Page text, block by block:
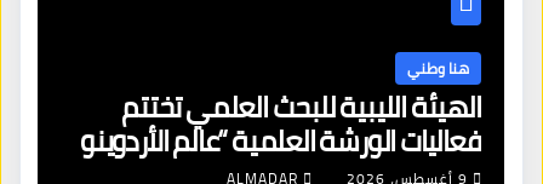
هنا وطني
الهيئة الليبية للبحث العلمي تختتم
فعاليات الورشة العلمية “عالم الأردوينو